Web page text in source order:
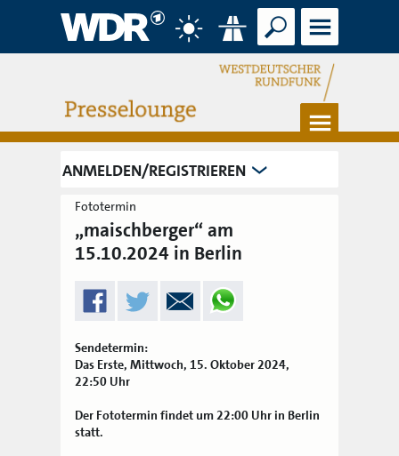
Verkehr
Suche Menü
Menü
ANMELDEN/REGISTRIEREN
Fototermin
„maischberger“ am
15.10.2024 in Berlin
Sendetermin:
Das Erste, Mittwoch, 15. Oktober 2024,
22:50 Uhr
Der Fototermin findet um 22:00 Uhr in Berlin
statt.